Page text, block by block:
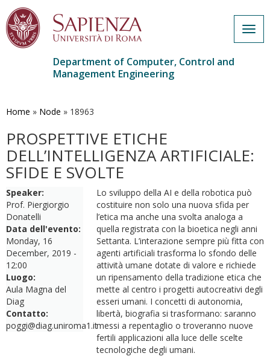
main
Department of Computer, Control and
Management Engineering
Home » Node » 18963
PROSPETTIVE ETICHE
DELL’INTELLIGENZA ARTIFICIALE:
SFIDE E SVOLTE
Speaker:
Prof. Piergiorgio
Donatelli
Data dell'evento:
Monday, 16
December, 2019 -
12:00
Luogo:
Aula Magna del
Diag
Contatto:
poggi@diag.uniroma1.it
Lo sviluppo della AI e della robotica può
costituire non solo una nuova sfida per
l’etica ma anche una svolta analoga a
quella registrata con la bioetica negli anni
Settanta. L’interazione sempre più fitta con
agenti artificiali trasforma lo sfondo delle
attività umane dotate di valore e richiede
un ripensamento della tradizione etica che
mette al centro i progetti autocreativi degli
esseri umani. I concetti di autonomia,
libertà, biografia si trasformano: saranno
messi a repentaglio o troveranno nuove
fertili applicazioni alla luce delle scelte
tecnologiche degli umani.